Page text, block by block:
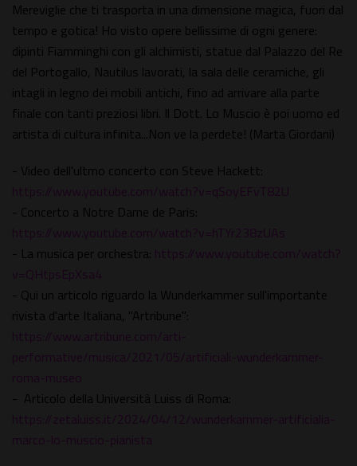
Mereviglie che ti trasporta in una dimensione magica, fuori dal
tempo e gotica! Ho visto opere bellissime di ogni genere:
dipinti Fiamminghi con gli alchimisti, statue dal Palazzo del Re
del Portogallo, Nautilus lavorati, la sala delle ceramiche, gli
intagli in legno dei mobili antichi, fino ad arrivare alla parte
finale con tanti preziosi libri. Il Dott. Lo Muscio è poi uomo ed
artista di cultura infinita...Non ve la perdete! (Marta Giordani)
- Video dell'ultmo concerto con Steve Hackett:
https://www.youtube.com/watch?v=qSoyEFvT82U
- Concerto a Notre Dame de Paris:
https://www.youtube.com/watch?v=hTYr238zUAs
- La musica per orchestra: https://www.youtube.com/watch?
v=QHtpsEpXsa4
- Qui un articolo riguardo la Wunderkammer sull'importante
rivista d'arte Italiana, "Artribune":
https://www.artribune.com/arti-
performative/musica/2021/05/artificiali-wunderkammer-
roma-museo
- Articolo della Università Luiss di Roma:
https://zetaluiss.it/2024/04/12/wunderkammer-artificialia-
marco-lo-muscio-pianista